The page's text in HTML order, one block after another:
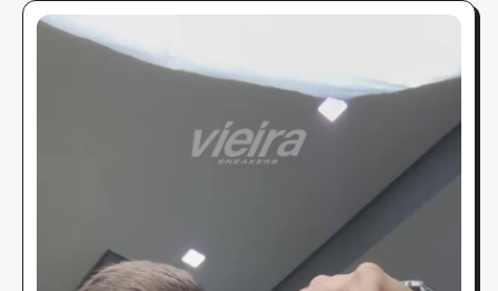
produits e-commerce au Brésil.